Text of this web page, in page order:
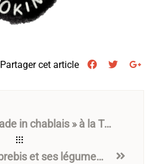
Partager cet article
Artichauts « made in chablais » à la Tomme de Saint-Paul
Bêele bûche de brebis et ses légumes verts